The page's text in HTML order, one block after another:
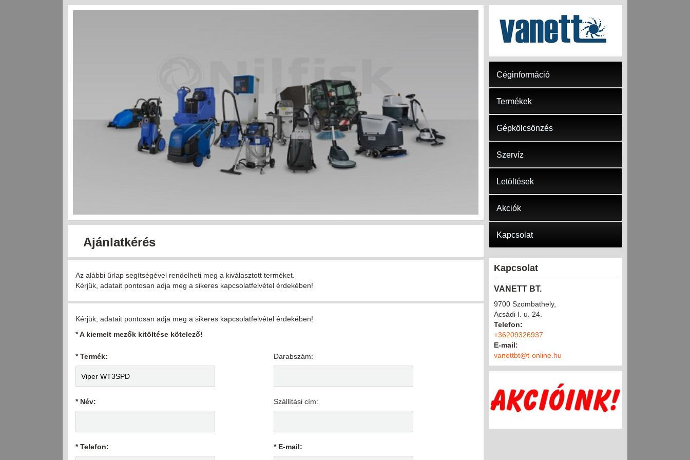
Ajánlatkérés
Az alábbi űrlap segítségével rendelheti meg a kiválasztott terméket.
Kérjük, adatait pontosan adja meg a sikeres kapcsolatfelvétel érdekében!
Kérjük, adatait pontosan adja meg a sikeres kapcsolatfelvétel érdekében!
* A kiemelt mezők kitöltése kötelező!
* Termék: Darabszám:
* Név: Szállítási cím:
* Telefon: * E-mail:
Céginformáció
Termékek
Gépkölcsönzés
Szervíz
Letöltések
Akciók
Kapcsolat
Kapcsolat
VANETT BT.
9700 Szombathely,
Acsádi I. u. 24.
Telefon:
+36209326937
E-mail:
vanettbt@t-online.hu